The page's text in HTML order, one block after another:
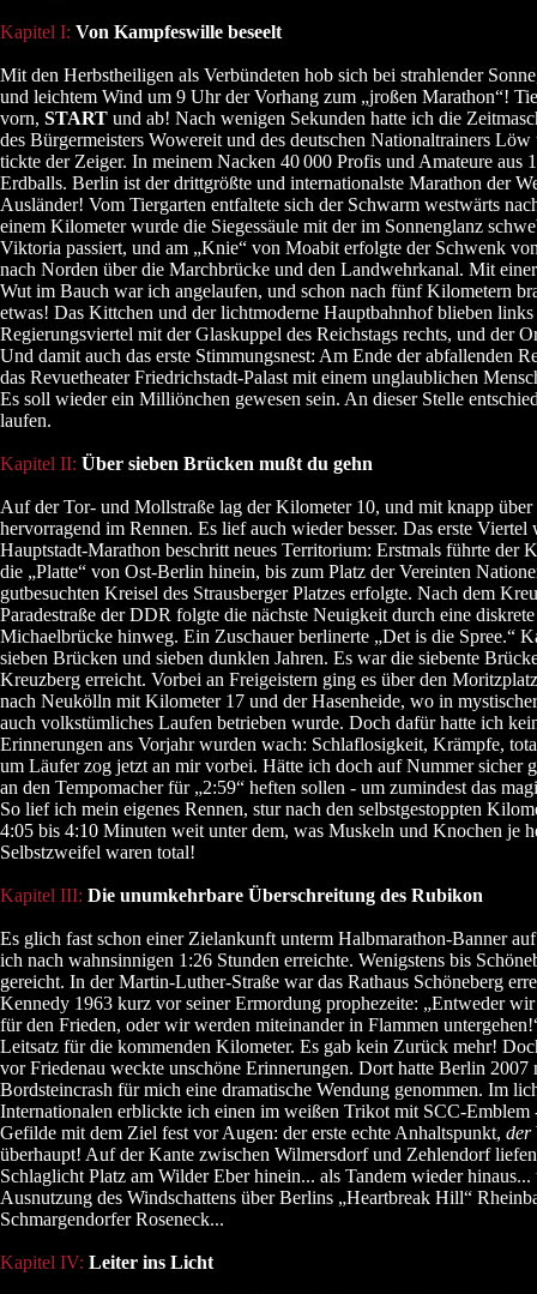
Kapitel I: Von Kampfeswille beseelt
Mit den Herbstheiligen als Verbündeten hob sich bei strahlender
und leichtem Wind um 9 Uhr der Vorhang zum „jroßen Marathon“!
vorn, START und ab! Nach wenigen Sekunden hatte ich die
des Bürgermeisters Wowereit und des deutschen Nationaltrainers
tickte der Zeiger. In meinem Nacken 40000 Profis und Amateure aus
Erdballs. Berlin ist der drittgrößte und internationalste Marathon der
Ausländer! Vom Tiergarten entfaltete sich der Schwarm westwärts
einem Kilometer wurde die Siegessäule mit der im Sonnenglanz
Viktoria passiert, und am „Knie“ von Moabit erfolgte der Schwenk
nach Norden über die Marchbrücke und den Landwehrkanal. Mit
Wut im Bauch war ich angelaufen, und schon nach fünf Kilometern
etwas! Das Kittchen und der lichtmoderne Hauptbahnhof blieben links
Regierungsviertel mit der Glaskuppel des Reichstags rechts, und der
Und damit auch das erste Stimmungsnest: Am Ende der abfallenden
das Revuetheater Friedrichstadt-Palast mit einem unglaublichen
Es soll wieder ein Milliönchen gewesen sein. An dieser Stelle
laufen.
Kapitel II: Über sieben Brücken mußt du gehn
Auf der Tor- und Mollstraße lag der Kilometer 10, und mit knapp
hervorragend im Rennen. Es lief auch wieder besser. Das erste Viertel
Hauptstadt-Marathon beschritt neues Territorium: Erstmals führte der
die „Platte“ von Ost-Berlin hinein, bis zum Platz der Vereinten
gutbesuchten Kreisel des Strausberger Platzes erfolgte. Nach dem
Paradestraße der DDR folgte die nächste Neuigkeit durch eine
Michaelbrücke hinweg. Ein Zuschauer berlinerte „Det is die Spree.“
sieben Brücken und sieben dunklen Jahren. Es war die siebente
Kreuzberg erreicht. Vorbei an Freigeistern ging es über den
nach Neukölln mit Kilometer 17 und der Hasenheide, wo in
auch volkstümliches Laufen betrieben wurde. Doch dafür hatte ich
Erinnerungen ans Vorjahr wurden wach: Schlaflosigkeit, Krämpfe,
um Läufer zog jetzt an mir vorbei. Hätte ich doch auf Nummer sicher
an den Tempomacher für „2:59“ heften sollen - um zumindest das
So lief ich mein eigenes Rennen, stur nach den selbstgestoppten
4:05 bis 4:10 Minuten weit unter dem, was Muskeln und Knochen je
Selbstzweifel waren total!
Kapitel III: Die unumkehrbare Überschreitung des Rubikon
Es glich fast schon einer Zielankunft unterm Halbmarathon-Banner
ich nach wahnsinnigen 1:26 Stunden erreichte. Wenigstens bis
gereicht. In der Martin-Luther-Straße war das Rathaus Schöneberg
Kennedy 1963 kurz vor seiner Ermordung prophezeite: „Entweder
für den Frieden, oder wir werden miteinander in Flammen
Leitsatz für die kommenden Kilometer. Es gab kein Zurück mehr!
vor Friedenau weckte unschöne Erinnerungen. Dort hatte Berlin 2007
Bordsteincrash für mich eine dramatische Wendung genommen. Im
Internationalen erblickte ich einen im weißen Trikot mit SCC-Emblem
Gefilde mit dem Ziel fest vor Augen: der erste echte Anhaltspunkt, der
überhaupt! Auf der Kante zwischen Wilmersdorf und Zehlendorf
Schlaglicht Platz am Wilder Eber hinein... als Tandem wieder
Ausnutzung des Windschattens über Berlins „Heartbreak Hill“
Schmargendorfer Roseneck...
Kapitel IV: Leiter ins Licht